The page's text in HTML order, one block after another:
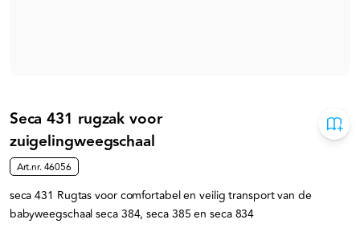
Seca 431 rugzak voor
zuigelingweegschaal
Art.nr.46056
seca 431 Rugtas voor comfortabel en veilig transport van de
babyweegschaal seca 384, seca 385 en seca 834